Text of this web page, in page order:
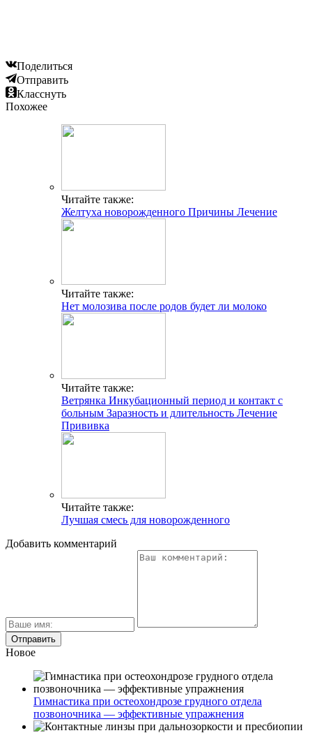
Поделиться
Отправить
Класснуть
Похожее
Читайте также:
Желтуха новорожденного Причины Лечение
Читайте также:
Нет молозива после родов будет ли молоко
Читайте также:
Ветрянка Инкубационный период и контакт с
больным Заразность и длительность Лечение
Прививка
Читайте также:
Лучшая смесь для новорожденного
Добавить комментарий
Новое
Гимнастика при остеохондрозе грудного отдела
позвоночника — эффективные упражнения